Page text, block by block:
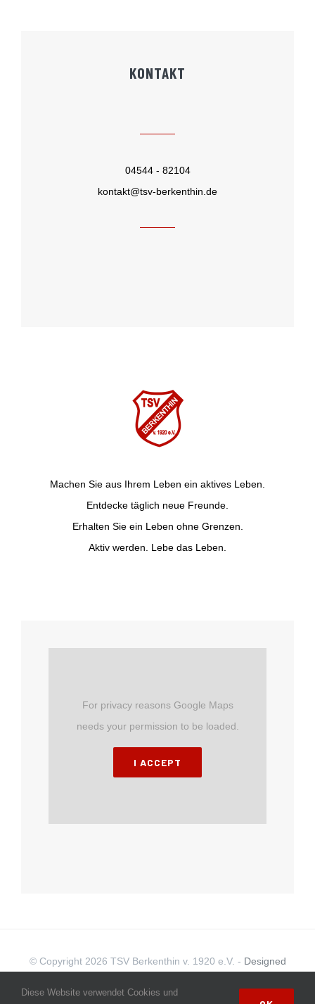
KONTAKT
04544 - 82104
kontakt@tsv-berkenthin.de
Machen Sie aus Ihrem Leben ein aktives Leben.
Entdecke täglich neue Freunde.
Erhalten Sie ein Leben ohne Grenzen.
Aktiv werden. Lebe das Leben.
For privacy reasons Google Maps
needs your permission to be loaded.
I ACCEPT
© Copyright 2026 TSV Berkenthin v. 1920 e.V. - Designed
Diese Website verwendet Cookies und